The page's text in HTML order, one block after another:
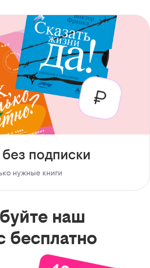
подписки
нужные книги
наш
бесплатно